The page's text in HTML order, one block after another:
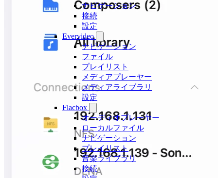
ナビゲーション
接続
設定
Evervideo
ナビゲーション
ファイル
プレイリスト
メディアプレーヤー
メディアライブラリ
設定
Flacbox
オーディオプレーヤー
ローカルファイル
ナビゲーション
プレイリスト
音楽ライブラリ
接続